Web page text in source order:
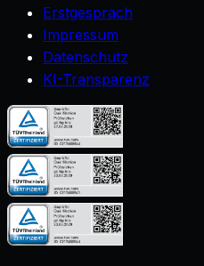
Erstgespräch
Impressum
Datenschutz
KI-Transparenz